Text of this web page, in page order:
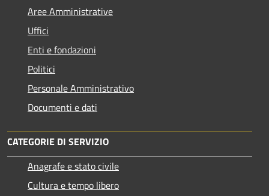
Aree Amministrative
Uffici
Enti e fondazioni
Politici
Personale Amministrativo
Documenti e dati
CATEGORIE DI SERVIZIO
Anagrafe e stato civile
Cultura e tempo libero